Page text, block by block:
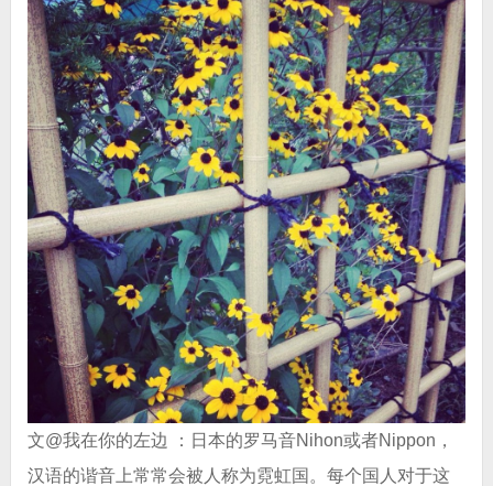
文@我在你的左边 ：日本的罗马音Nihon或者Nippon，
汉语的谐音上常常会被人称为霓虹国。每个国人对于这